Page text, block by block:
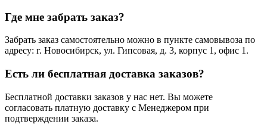
Где мне забрать заказ?
Забрать заказ самостоятельно можно в пункте самовывоза по
адресу: г. Новосибирск, ул. Гипсовая, д. 3, корпус 1, офис 1.
Есть ли бесплатная доставка заказов?
Бесплатной доставки заказов у нас нет. Вы можете
согласовать платную доставку с Менеджером при
подтверждении заказа.